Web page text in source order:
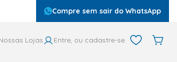
Compre sem sair do WhatsApp
Lojas Entre, ou cadastre-se